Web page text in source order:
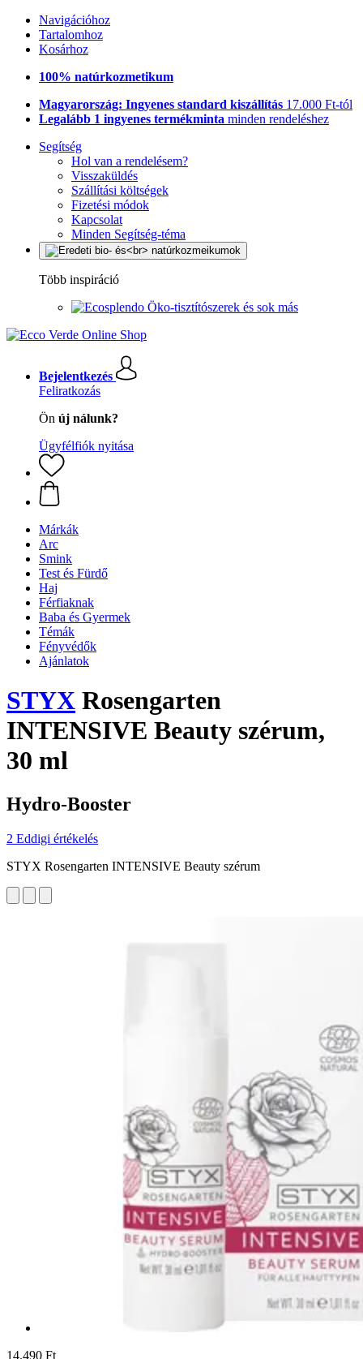
Navigációhoz
Tartalomhoz
Kosárhoz
100% natúrkozmetikum
Magyarország: Ingyenes standard kiszállítás 17.000 Ft-tól
Legalább 1 ingyenes termékminta minden rendeléshez
Segítség
Hol van a rendelésem?
Visszaküldés
Szállítási költségek
Fizetési módok
Kapcsolat
Minden Segítség-téma
Több inspiráció
Öko-tisztítószerek és sok más
Bejelentkezés
Feliratkozás
Ön új nálunk?
Ügyfélfiók nyitása
Márkák
Arc
Smink
Test és Fürdő
Haj
Férfiaknak
Baba és Gyermek
Témák
Fényvédők
Ajánlatok
STYX Rosengarten
INTENSIVE Beauty szérum,
30 ml
Hydro-Booster
2 Eddigi értékelés
STYX Rosengarten INTENSIVE Beauty szérum
14.490 Ft